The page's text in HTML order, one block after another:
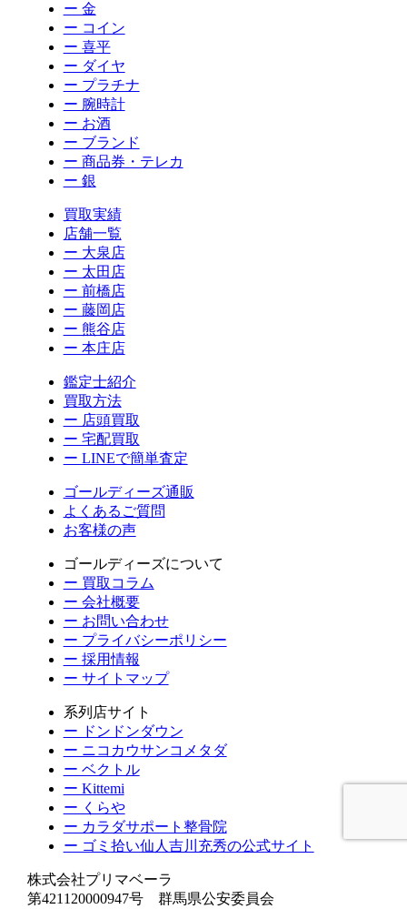
ー 金
ー コイン
ー 喜平
ー ダイヤ
ー プラチナ
ー 腕時計
ー お酒
ー ブランド
ー 商品券・テレカ
ー 銀
買取実績
店舗一覧
ー 大泉店
ー 太田店
ー 前橋店
ー 藤岡店
ー 熊谷店
ー 本庄店
鑑定士紹介
買取方法
ー 店頭買取
ー 宅配買取
ー LINEで簡単査定
ゴールディーズ通販
よくあるご質問
お客様の声
ゴールディーズについて
ー 買取コラム
ー 会社概要
ー お問い合わせ
ー プライバシーポリシー
ー 採用情報
ー サイトマップ
系列店サイト
ー ドンドンダウン
ー ニコカウサンコメタダ
ー ベクトル
ー Kittemi
ー くらや
ー カラダサポート整骨院
ー ゴミ拾い仙人吉川充秀の公式サイト
株式会社プリマベーラ
第421120000947号 群馬県公安委員会